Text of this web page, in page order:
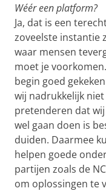
Wéér een platform?
Ja, dat is een
zoveelste instantie
waar mensen
moet je
begin goed
wij nadrukkelijk
pretenderen dat
wel gaan doen is
duiden. Daarmee
helpen goede
partijen zoals de
om oplossingen te